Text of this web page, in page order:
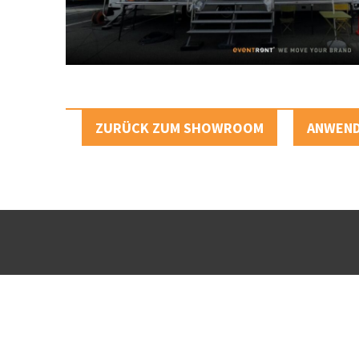
ZURÜCK ZUM SHOWROOM